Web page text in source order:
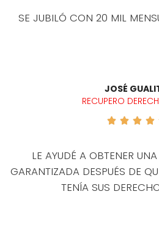
SE JUBILÓ CON 20 MIL
JOSÉ
RECUPERO
   
LE AYUDÉ A OBTENER
GARANTIZADA DESPUÉS DE
TENÍA SUS